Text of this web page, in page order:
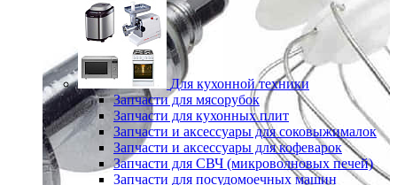
Для кухонной техники
Запчасти для мясорубок
Запчасти для кухонных плит
Запчасти и аксессуары для соковыжималок
Запчасти и аксессуары для кофеварок
Запчасти для СВЧ (микроволновых печей)
Запчасти для посудомоечных машин